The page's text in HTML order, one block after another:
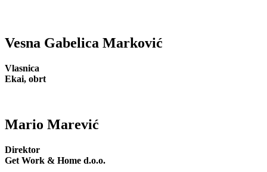
Vesna Gabelica Marković
Vlasnica
Ekai, obrt
Mario Marević
Direktor
Get Work & Home d.o.o.